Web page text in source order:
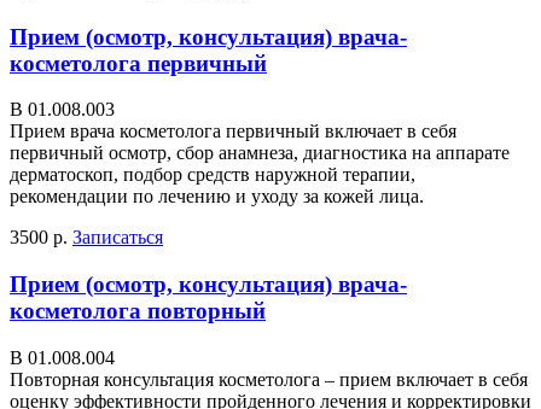
Прием (осмотр, консультация) врача-
косметолога первичный
В 01.008.003
Прием врача косметолога первичный включает в себя
первичный осмотр, сбор анамнеза, диагностика на аппарате
дерматоскоп, подбор средств наружной терапии,
рекомендации по лечению и уходу за кожей лица.
3500 р. Записаться
Прием (осмотр, консультация) врача-
косметолога повторный
В 01.008.004
Повторная консультация косметолога – прием включает в себя
оценку эффективности пройденного лечения и корректировки